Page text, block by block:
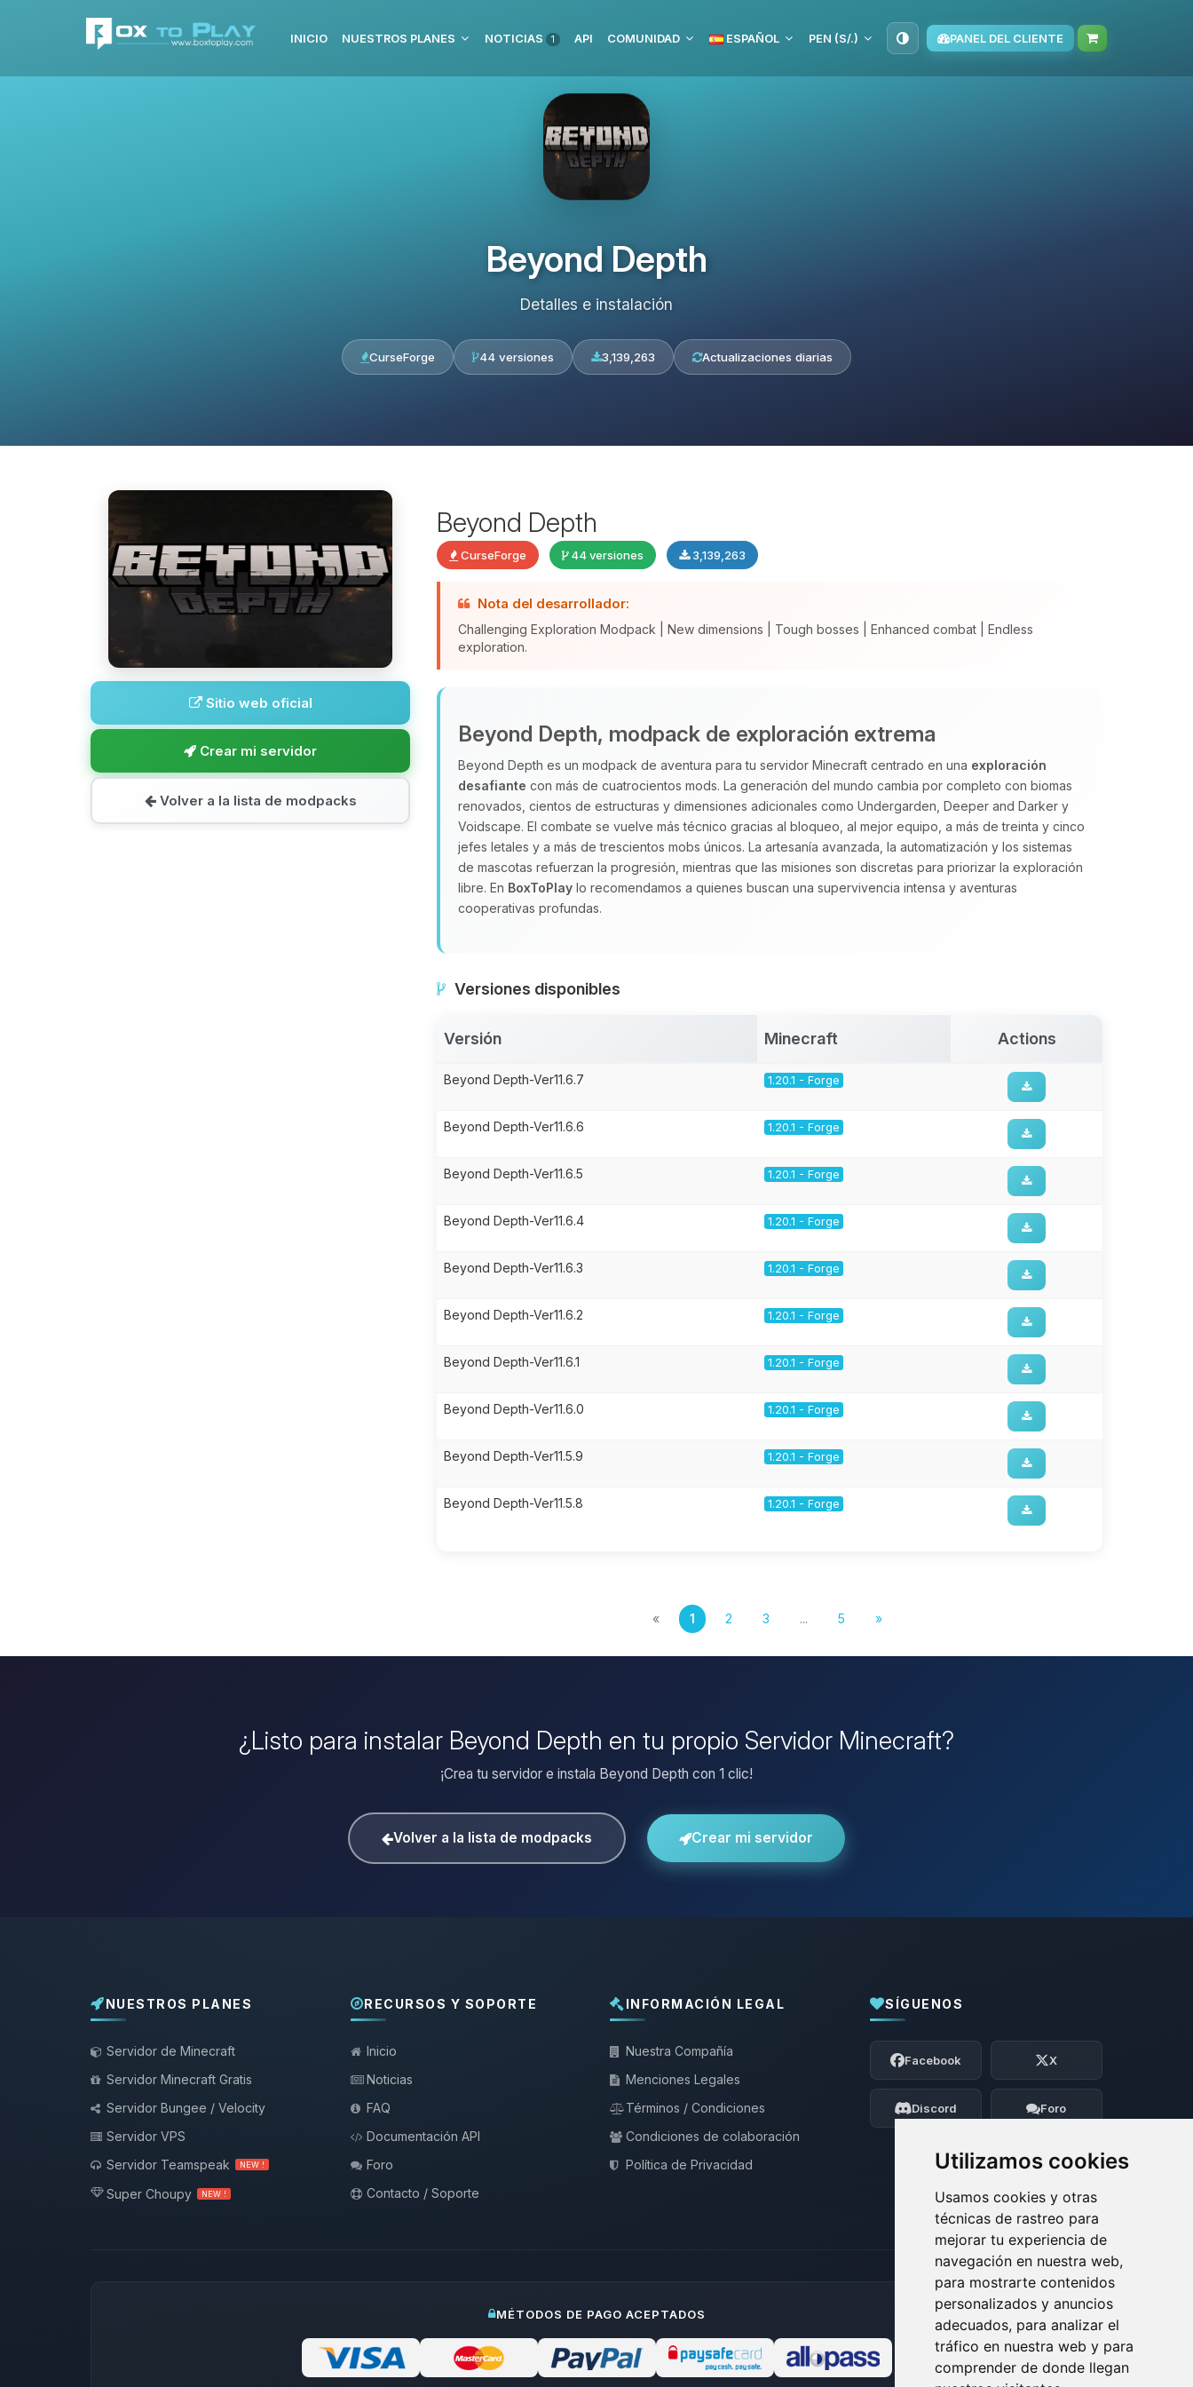
Utilizamos cookies
Usamos cookies y otras
técnicas de rastreo para
mejorar tu experiencia de
navegación en nuestra web,
para mostrarte contenidos
personalizados y anuncios
adecuados, para analizar el
tráfico en nuestra web y para
comprender de donde llegan
INICIO NUESTROS PLANES NOTICIAS 1 API COMUNIDAD ESPAÑOL PEN (S/.) PANEL DEL CLIENTE
Beyond Depth
Detalles e instalación
CurseForge 44 versiones 3,139,263 Actualizaciones diarias
Sitio web oficial
Crear mi servidor
Volver a la lista de modpacks
Beyond Depth
CurseForge 44 versiones 3,139,263
Nota del desarrollador:
Challenging Exploration Modpack | New dimensions | Tough bosses | Enhanced combat | Endless
exploration.
Beyond Depth, modpack de exploración extrema
Beyond Depth es un modpack de aventura para tu servidor Minecraft centrado en una exploración
desafiante con más de cuatrocientos mods. La generación del mundo cambia por completo con biomas
renovados, cientos de estructuras y dimensiones adicionales como Undergarden, Deeper and Darker y
Voidscape. El combate se vuelve más técnico gracias al bloqueo, al mejor equipo, a más de treinta y cinco
jefes letales y a más de trescientos mobs únicos. La artesanía avanzada, la automatización y los sistemas
de mascotas refuerzan la progresión, mientras que las misiones son discretas para priorizar la exploración
libre. En BoxToPlay lo recomendamos a quienes buscan una supervivencia intensa y aventuras
cooperativas profundas.
Versiones disponibles
Versión Minecraft Actions
Beyond Depth-Ver11.6.7 1.20.1 - Forge
Beyond Depth-Ver11.6.6 1.20.1 - Forge
Beyond Depth-Ver11.6.5 1.20.1 - Forge
Beyond Depth-Ver11.6.4 1.20.1 - Forge
Beyond Depth-Ver11.6.3 1.20.1 - Forge
Beyond Depth-Ver11.6.2 1.20.1 - Forge
Beyond Depth-Ver11.6.1 1.20.1 - Forge
Beyond Depth-Ver11.6.0 1.20.1 - Forge
Beyond Depth-Ver11.5.9 1.20.1 - Forge
Beyond Depth-Ver11.5.8 1.20.1 - Forge
« 1 2 3 ... 5 »
¿Listo para instalar Beyond Depth en tu propio Servidor Minecraft?
¡Crea tu servidor e instala Beyond Depth con 1 clic!
Volver a la lista de modpacks Crear mi servidor
NUESTROS PLANES
Servidor de Minecraft
Servidor Minecraft Gratis
Servidor Bungee / Velocity
Servidor VPS
Servidor Teamspeak
NEW !
Super Choupy NEW !
RECURSOS Y SOPORTE
Inicio
Noticias
FAQ
Documentación API
Foro
Contacto / Soporte
INFORMACIÓN LEGAL
Nuestra Compañía
Menciones Legales
Términos / Condiciones
Condiciones de colaboración
Política de Privacidad
SÍGUENOS
Facebook X
Discord Foro
MÉTODOS DE PAGO ACEPTADOS
Yupi, por fin alguien con quien hablar!
Soy Choupy, tu pequeno asistente de
BoxToPlay. Cuentame que necesitas y
moveré mis pequenos circuitos para
ayudarte.
07/08/2026 04:58